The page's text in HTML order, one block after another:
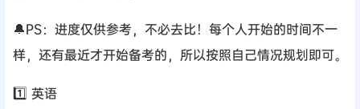
🔔PS：进度仅供参考，不必去比！每个人开始的时间不一
样，还有最近才开始备考的，所以按照自己情况规划即可。
1️⃣ 英语